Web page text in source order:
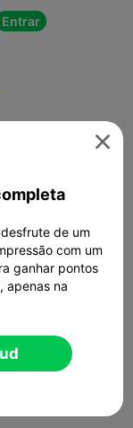
Entrar

de um
com um
ganhar pontos
apenas na